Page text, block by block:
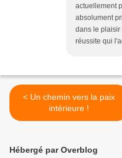
actuellement
absolument
dans le plaisir
réussite qui
< Un chemin vers la paix
intérieure !
Hébergé par Overblog